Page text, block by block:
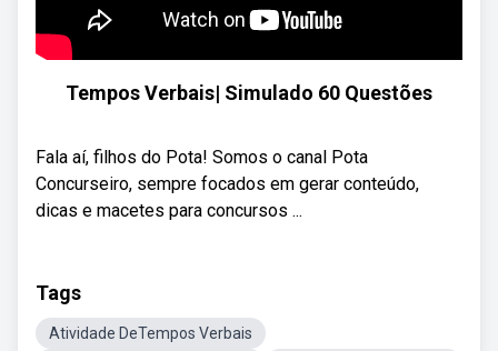
Tempos Verbais| Simulado 60 Questões
Fala aí, filhos do Pota! Somos o canal Pota
Concurseiro, sempre focados em gerar conteúdo,
dicas e macetes para concursos ...
Tags
Atividade DeTempos Verbais